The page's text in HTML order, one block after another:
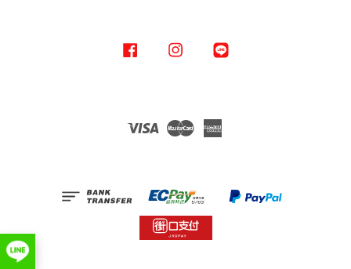
Facebook Instagram
Visa Master